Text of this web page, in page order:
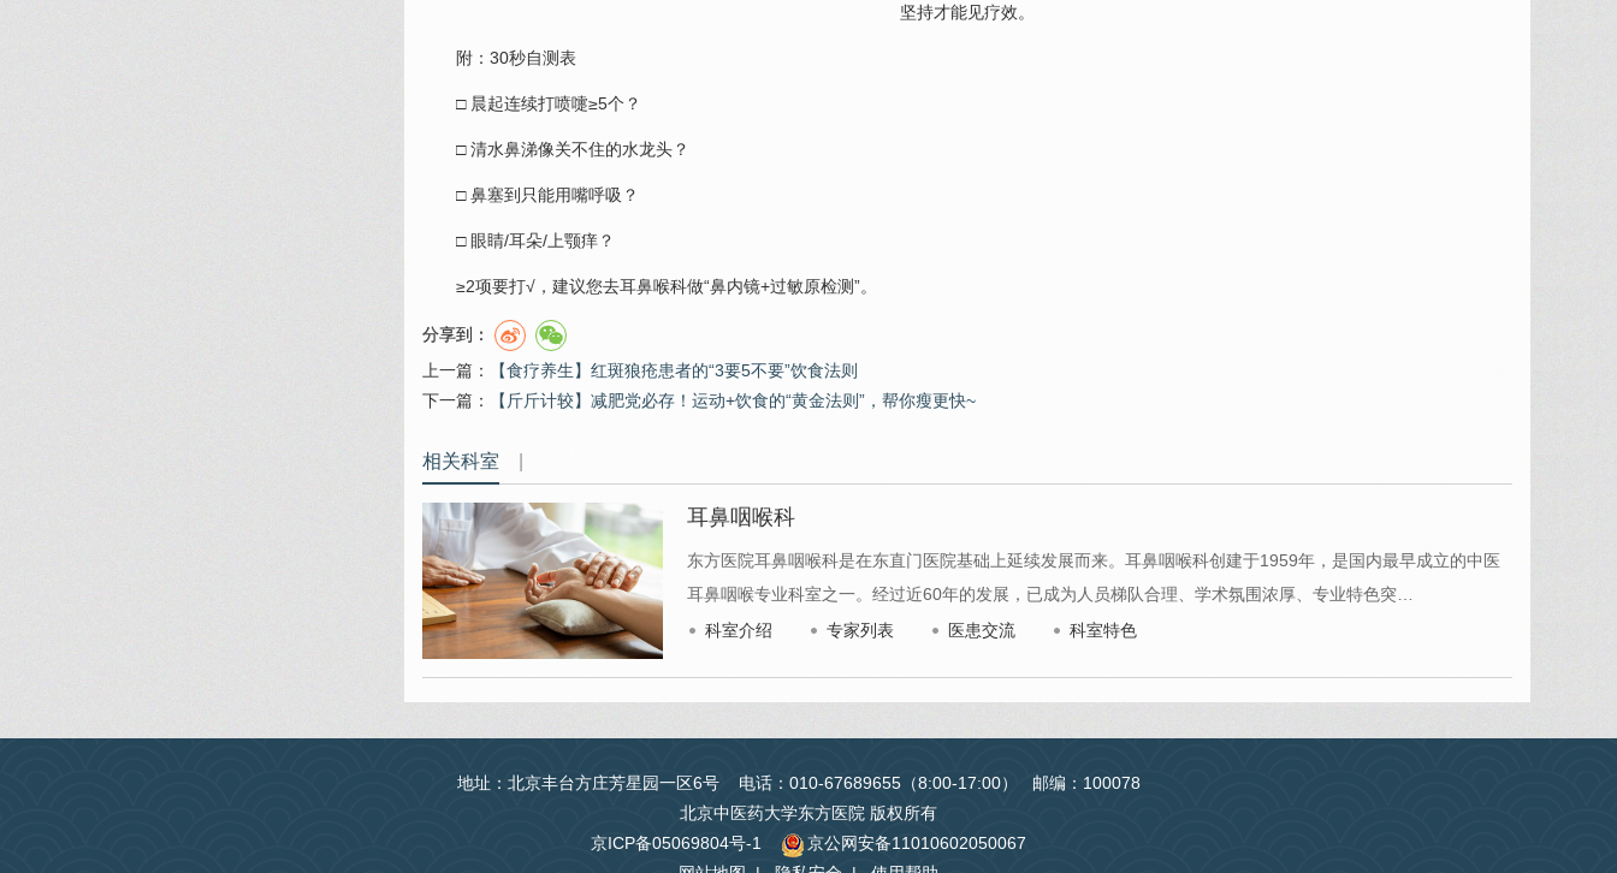
坚持才能见疗效。
附：30秒自测表
□ 晨起连续打喷嚏≥5个？
□ 清水鼻涕像关不住的水龙头？
□ 鼻塞到只能用嘴呼吸？
□ 眼睛/耳朵/上颚痒？
≥2项要打√，建议您去耳鼻喉科做“鼻内镜+过敏原检测”。
分享到：
上一篇：
​【食疗养生】红斑狼疮患者的“3要5不要”饮食法则
下一篇：
​【斤斤计较】减肥党必存！运动+饮食的“黄金法则”，帮你瘦更快~
相关科室
耳鼻咽喉科
东方医院耳鼻咽喉科是在东直门医院基础上延续发展而来。耳鼻咽喉科创建于1959年，是国内最早成立的中医
耳鼻咽喉专业科室之一。经过近60年的发展，已成为人员梯队合理、学术氛围浓厚、专业特色突…
科室介绍
专家列表 医患交流 科室特色
地址：北京丰台方庄芳星园一区6号 电话：010-67689655（8:00-17:00） 邮编：100078
北京中医药大学东方医院 版权所有
京ICP备05069804号-1
京公网安备11010602050067